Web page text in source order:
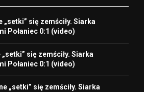
„setki” się zemściły. Siarka
Połaniec 0:1 (video)
się zemściły. Siarka
Połaniec 0:1 (video)
„setki” się zemściły. Siarka